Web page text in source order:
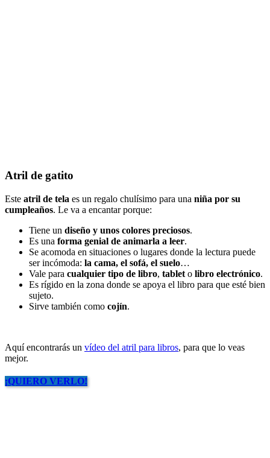
Atril de gatito
Este atril de tela es un regalo chulísimo para una niña por su
cumpleaños. Le va a encantar porque:
Tiene un diseño y unos colores preciosos.
Es una forma genial de animarla a leer.
Se acomoda en situaciones o lugares donde la lectura puede
ser incómoda: la cama, el sofá, el suelo…
Vale para cualquier tipo de libro, tablet o libro electrónico.
Es rígido en la zona donde se apoya el libro para que esté bien
sujeto.
Sirve también como cojín.
Aquí encontrarás un vídeo del atril para libros, para que lo veas
mejor.
¡QUIERO VERLO!